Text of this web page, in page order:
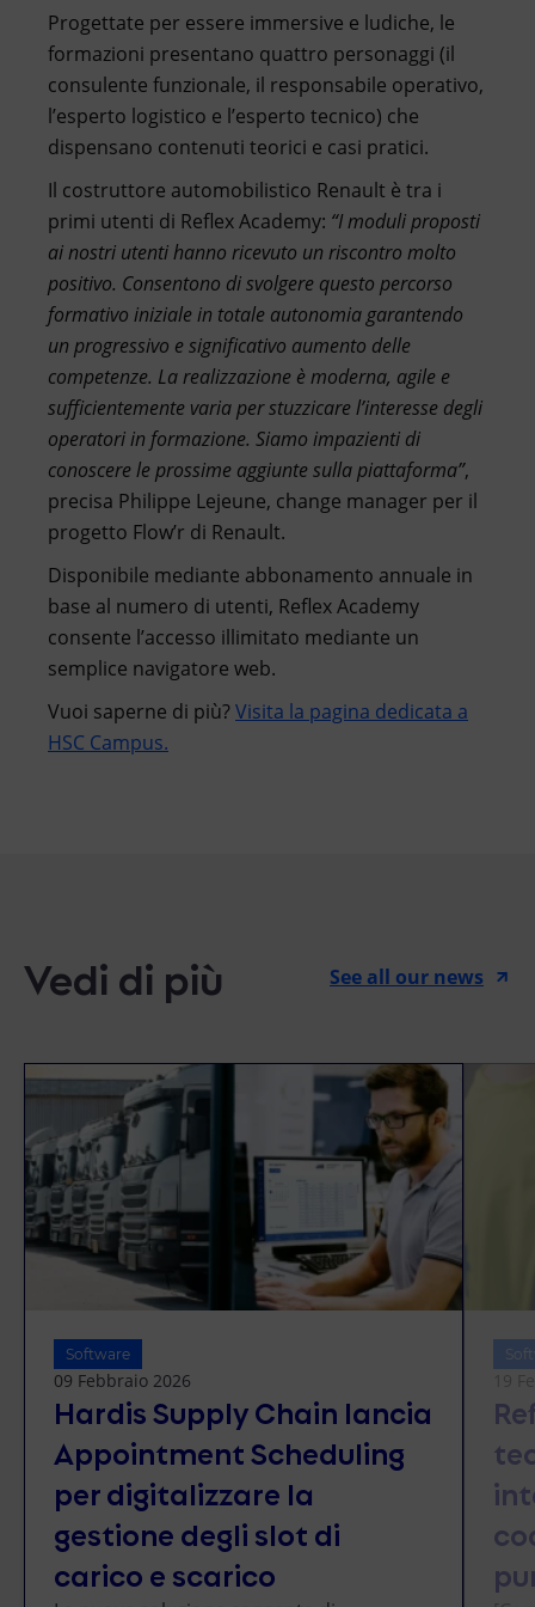
Progettate per essere immersive e ludiche, le
formazioni presentano quattro personaggi (il
consulente funzionale, il responsabile operativo,
l’esperto logistico e l’esperto tecnico) che
dispensano contenuti teorici e casi pratici.
Il costruttore automobilistico Renault è tra i
primi utenti di Reflex Academy: “I moduli proposti
ai nostri utenti hanno ricevuto un riscontro molto
positivo. Consentono di svolgere questo percorso
formativo iniziale in totale autonomia garantendo
un progressivo e significativo aumento delle
competenze. La realizzazione è moderna, agile e
sufficientemente varia per stuzzicare l’interesse degli
operatori in formazione. Siamo impazienti di
conoscere le prossime aggiunte sulla piattaforma”,
precisa Philippe Lejeune, change manager per il
progetto Flow’r di Renault.
Disponibile mediante abbonamento annuale in
base al numero di utenti, Reflex Academy
consente l’accesso illimitato mediante un
semplice navigatore web.
Vuoi saperne di più?Visita la pagina dedicata a
HSC Campus.
Vedi di più See all our news
Software
09 Febbraio 2026
Hardis Supply Chain lancia
Appointment Scheduling
per digitalizzare la
gestione degli slot di
carico e scarico